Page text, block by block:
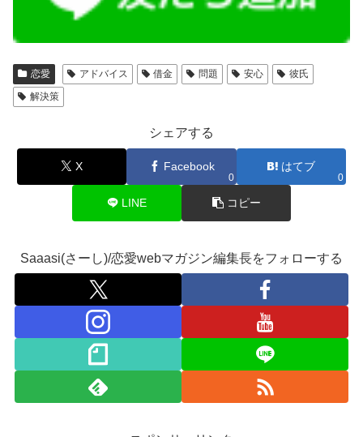
恋愛 アドバイス 借金 問題 安心
彼氏
解決策
シェアする
X Facebook
0
はてブ
0
LINE コピー
Saaasi(さーし)/恋愛webマガジン編集長をフォローする